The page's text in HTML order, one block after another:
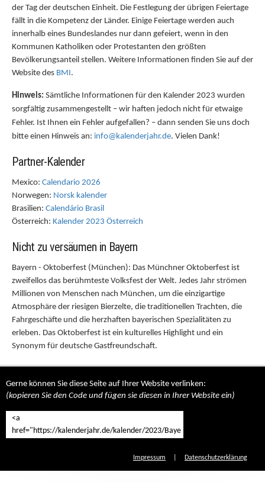
der Tag der deutschen Einheit. Die Festlegung der übrigen Feiertage
fällt in die Kompetenz der Länder. Einige Feiertage werden auch
innerhalb eines Bundeslandes nur dann gefeiert, wenn in den
Kommunen Katholiken oder Protestanten den größten
Bevölkerungsanteil stellen. Weitere Informationen finden Sie auf der
Website des BMI.
Hinweis: Sämtliche Informationen für den Kalender 2023 wurden
sorgfältig zusammengestellt – wir haften jedoch nicht für etwaige
Fehler. Ist Ihnen ein Fehler aufgefallen? – dann senden Sie uns doch
bitte einen Hinweis an: info@kalenderjahr.de. Vielen Dank!
Partner-Kalender
Mexico: Calendario 2026
Norwegen: Norsk kalender
Brasilien: Calendário Brasil
Österreich: Kalender 2023 Österreich
Nicht zu versäumen in Bayern
Bayern - Oktoberfest (München): Das Münchner Oktoberfest ist
zweifellos das berühmteste Volksfest der Welt. Jedes Jahr strömen
Millionen von Menschen nach München, um die einzigartige
Atmosphäre der riesigen Bierzelte, die traditionellen Trachten, die
Fahrgeschäfte und die herzhaften bayerischen Spezialitäten zu
erleben. Das Oktoberfest ist ein kulturelles Highlight und ein
Synonym für deutsche Gastfreundschaft.
Gerne können Sie diese Seite auf Ihrer Website verlinken:
(kopieren Sie den Code und fügen sie diesen in Ihrer Website ein)
Impressum Datenschutzerklärung